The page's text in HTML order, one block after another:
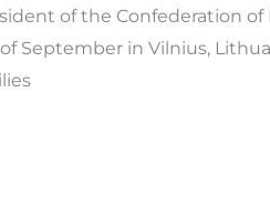
of the Confederation
September in Vilnius,